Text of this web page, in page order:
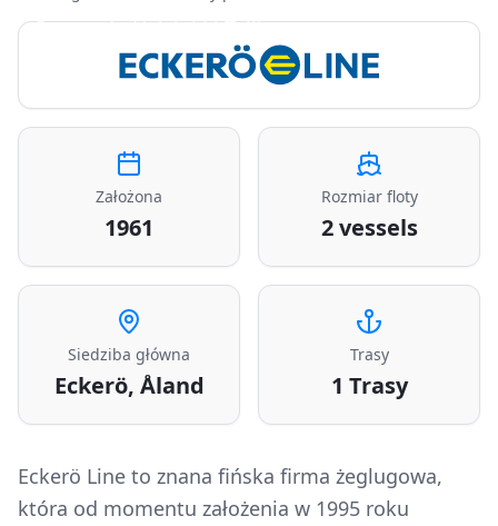
Promy do Helsinki i Tallinn
Założona
1961
Rozmiar floty
2 vessels
Siedziba główna
Eckerö, Åland
Trasy
1 Trasy
Eckerö Line to znana fińska firma żeglugowa,
która od momentu założenia w 1995 roku